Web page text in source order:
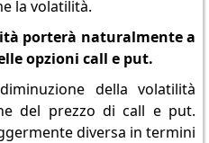
la volatilità.
porterà naturalmente a
opzioni call e put.
della volatilità
del prezzo di call e put.
diversa in termini